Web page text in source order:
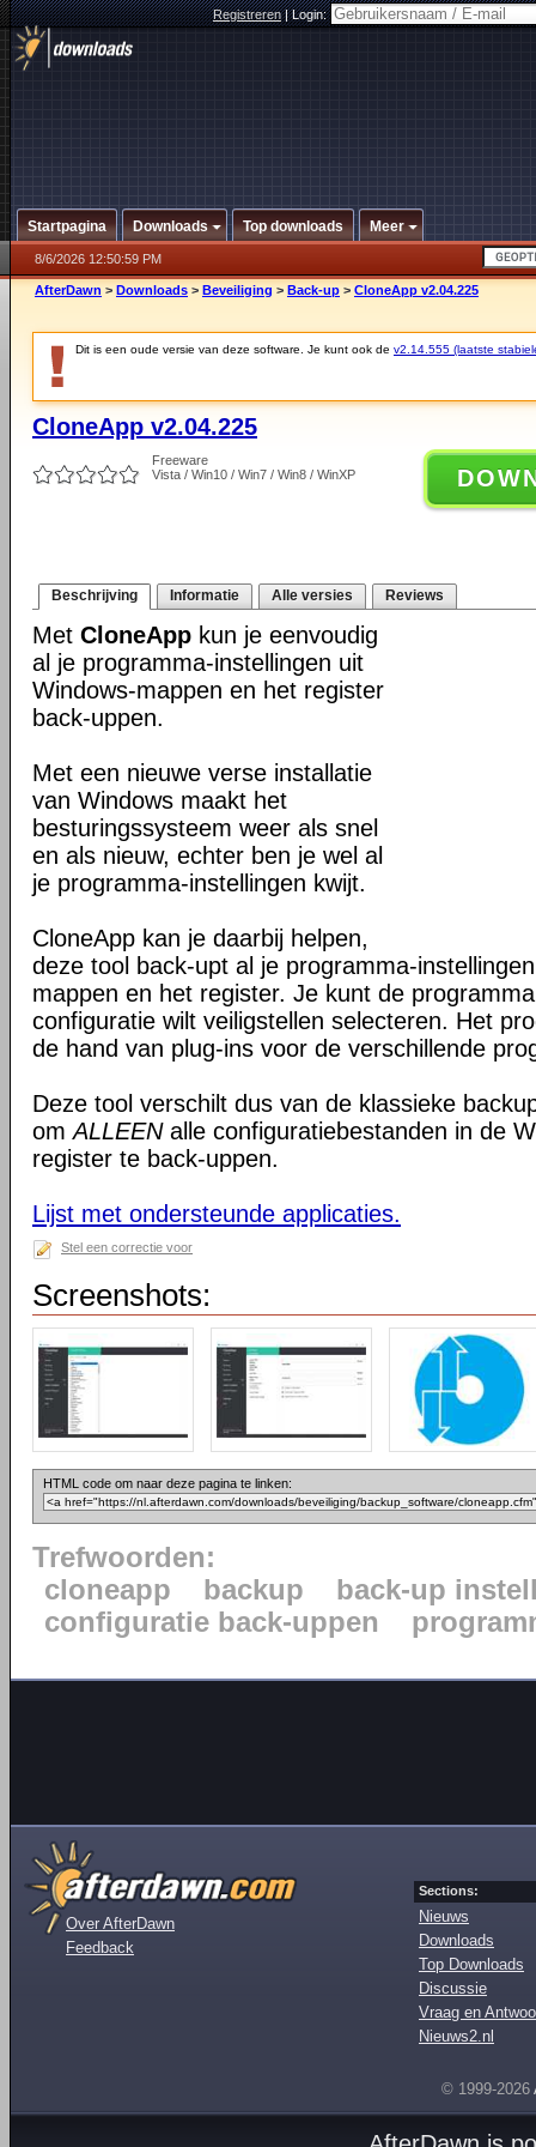
Registreren|Login:
Startpagina Downloads Top downloads Meer
8/6/2026 12:50:59 PM
AfterDawn > Downloads > Beveiliging > Back-up > CloneApp v2.04.225
Dit is een oude versie van deze software. Je kunt ook de v2.14.555 (laatste
CloneApp v2.04.225
Freeware
Vista / Win10 / Win7 / Win8 / WinXP
Beschrijving Informatie Alle versies Reviews
Met CloneApp kun je eenvoudig
al je programma-instellingen uit
Windows-mappen en het register
back-uppen.
Met een nieuwe verse installatie
van Windows maakt het
besturingssysteem weer als snel
en als nieuw, echter ben je wel al
je programma-instellingen kwijt.
CloneApp kan je daarbij helpen,
deze tool back-upt al je programma-
mappen en het register. Je kunt de
configuratie wilt veiligstellen selecteren. Het
de hand van plug-ins voor de verschillende
Deze tool verschilt dus van de klassieke
omALLEENalle configuratiebestanden in de
register te back-uppen.
Lijst met ondersteunde applicaties.
Stel een correctie voor
Screenshots:
HTML code om naar deze pagina te linken:
Trefwoorden:
cloneapp
backup
back-up
configuratie back-uppen
Over AfterDawn
Feedback
Sections:
Nieuws
Downloads
Top Downloads
Discussie
Vraag en
Nieuws2.nl
© 1999-2026